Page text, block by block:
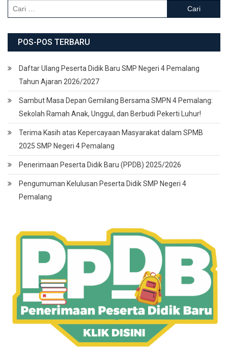
untuk:
POS-POS TERBARU
Daftar Ulang Peserta Didik Baru SMP Negeri 4 Pemalang
Tahun Ajaran 2026/2027
Sambut Masa Depan Gemilang Bersama SMPN 4 Pemalang:
Sekolah Ramah Anak, Unggul, dan Berbudi Pekerti Luhur!
Terima Kasih atas Kepercayaan Masyarakat dalam SPMB
2025 SMP Negeri 4 Pemalang
Penerimaan Peserta Didik Baru (PPDB) 2025/2026
Pengumuman Kelulusan Peserta Didik SMP Negeri 4
Pemalang